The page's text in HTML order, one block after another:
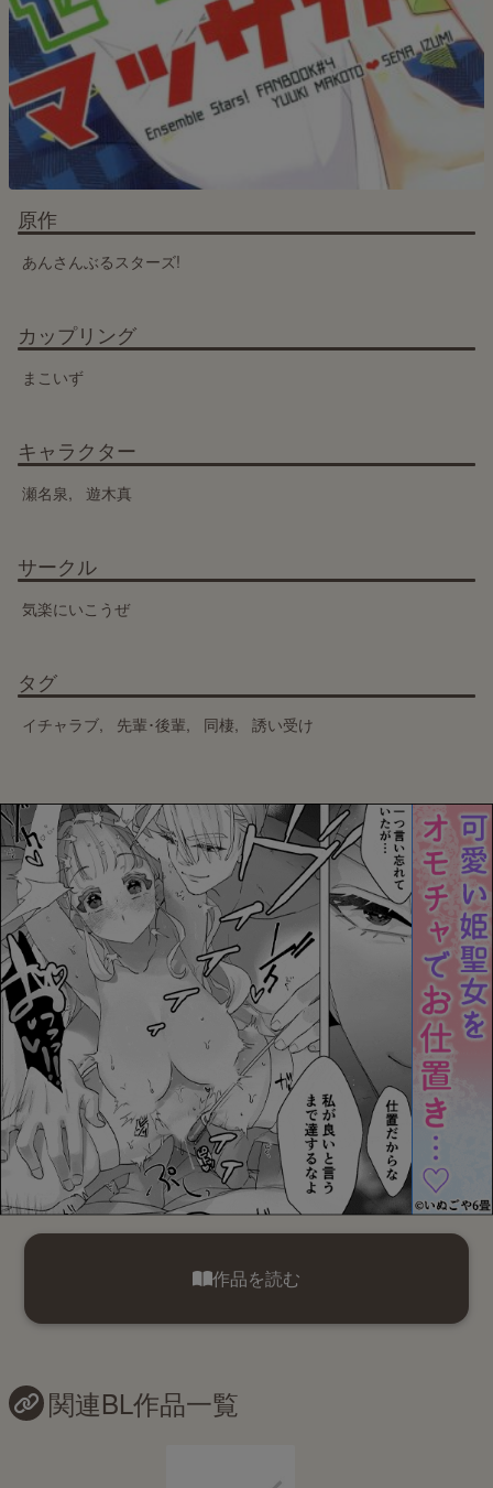
原作
あんさんぶるスターズ!
カップリング
まこいず
キャラクター
瀬名泉 遊木真
サークル
気楽にいこうぜ
タグ
イチャラブ 先輩･後輩 同棲 誘い受け
作品を読む
関連BL作品一覧